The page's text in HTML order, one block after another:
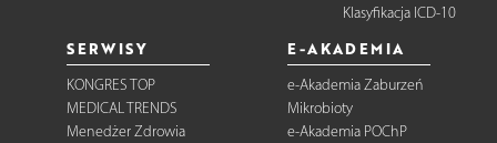
Klasyfikacja ICD-10
SERWISY
KONGRES TOP
MEDICAL TRENDS
Menedżer Zdrowia
E-AKADEMIA
e-Akademia Zaburzeń
Mikrobioty
e-Akademia POChP